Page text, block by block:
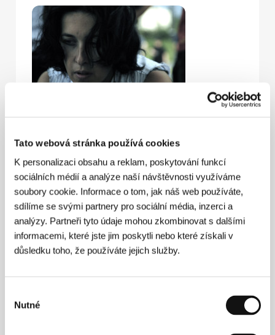
Tato webová stránka používá cookies
K personalizaci obsahu a reklam, poskytování funkcí
sociálních médií a analýze naší návštěvnosti využíváme
soubory cookie. Informace o tom, jak náš web používáte,
sdílíme se svými partnery pro sociální média, inzerci a
analýzy. Partneři tyto údaje mohou zkombinovat s dalšími
informacemi, které jste jim poskytli nebo které získali v
důsledku toho, že používáte jejich služby.
souhlasu
Nutné
státní univerzity (1995) vystudovala filmovou režii
(2002). V letech 2005–2006 se díky stipendiu
italského ministerstva zahraničních věcí seznámila s
fungováním tamní státní televize. V Gruzii natočila
několik úspěšných krátkých filmů, režírovala a
produkovala televizní pořady. Stála u vzniku
celovečerních snímků svých kolegů. Jako výkonná
producentka se podílela na natočeníDnů na ulici
(Quchis dgeebi , 2010, r. Levan Koguašvili), malou roli
vytvořila v zatím posledním filmu Otara Ioselianiho
Chantrapas(2010). V producentské činnosti